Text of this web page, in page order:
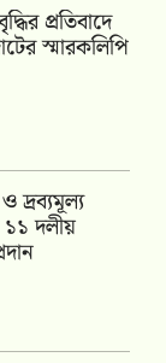
প্রতিবাদে
স্মারকলিপি
দ্রব্যমূল্য
১১ দলীয়